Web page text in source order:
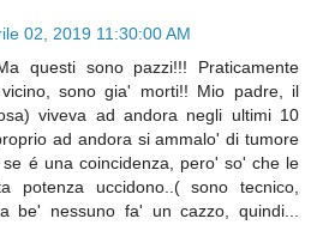
02, 2019 11:30:00 AM
questi sono pazzi!!! Praticamente
sono gia' morti!! Mio padre, il
viveva ad andora negli ultimi 10
ad andora si ammalo' di tumore
é una coincidenza, pero' so' che le
potenza uccidono..( sono tecnico,
be' nessuno fa' un cazzo, quindi...